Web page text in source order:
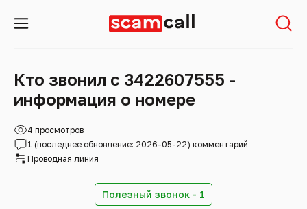
Кто звонил с 3422607555 -
информация о номере
4 просмотров
1 (последнее обновление: 2026-05-22) комментарий
Проводная линия
Полезный звонок - 1